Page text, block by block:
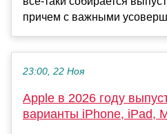
причем с важными
23:00, 22 Ноя
Apple в 2026 году
варианты iPhone, iPad,